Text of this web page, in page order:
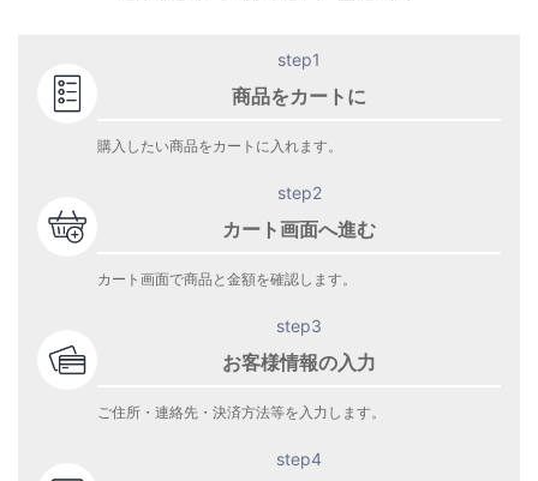
step1
商品をカートに
購入したい商品をカートに入れます。
step2
カート画面へ進む
カート画面で商品と金額を確認します。
step3
お客様情報の入力
ご住所・連絡先・決済方法等を入力します。
step4